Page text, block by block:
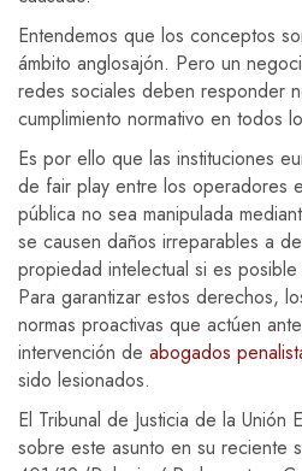
Entendemos que los conceptos
ámbito anglosajón. Pero un
redes sociales deben responder
cumplimiento normativo en todos
Es por ello que las instituciones
de fair play entre los operadores
pública no sea manipulada
se causen daños irreparables a
propiedad intelectual si es
Para garantizar estos derechos,
normas proactivas que actúen
intervención de abogados
sido lesionados.
El Tribunal de Justicia de la Unión
sobre este asunto en su reciente